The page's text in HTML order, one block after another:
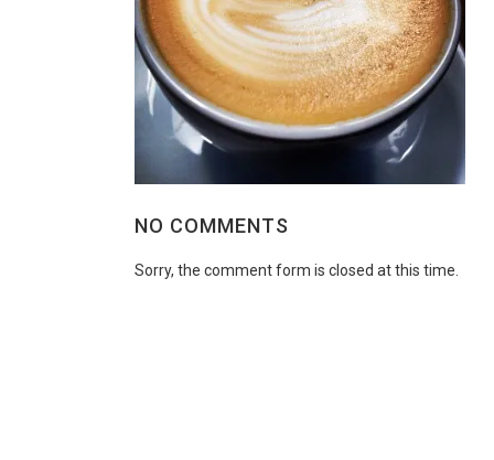
NO COMMENTS
Sorry, the comment form is closed at this time.